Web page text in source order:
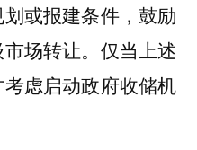
或报建条件，鼓励
场转让。仅当上述
虑启动政府收储机